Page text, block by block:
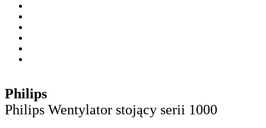
Philips
Philips Wentylator stojący serii 1000